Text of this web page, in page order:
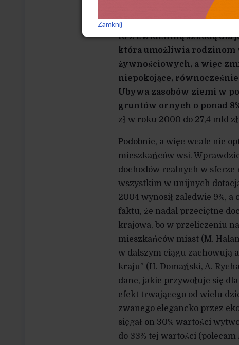
i chowu. Wszystko to
rodzinnych i
to z ewidentną szkodą dla
która umożliwia rodzinom
żywnościowych, a więc
niepokojące,
Ubywa zasobów ziemi w
gruntów ornych o ponad
zł w roku 2000 do 27,4 mld
Podobnie, a więc wcale nie
mieszkańców wsi.
dochodów realnych w
wszystkim w unijnych
2004 wynosił zaledwie 9%,
faktu, że nadal przeciętne
krajowa, bo w przeliczeniu na
mieszkańców miast (M.
w dalszym ciągu zachowują
kraju” (H. Domański, A.
dane, jakie przywołuje się
efekt trwającego od wielu
zwanego elegancko przez
sięgał on 30% wartości
do 33% tej wartości (polecam
Zamknij